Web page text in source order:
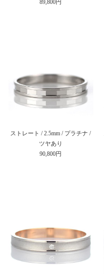
89,800円
ストレート / 2.5mm / プラチナ /
ツヤあり
90,800円